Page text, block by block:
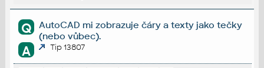
Q
AutoCAD mi zobrazuje čáry a texty jako tečky
(nebo vůbec).
A Tip 13807